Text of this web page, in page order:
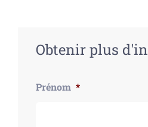
Obtenir plus
Prénom *